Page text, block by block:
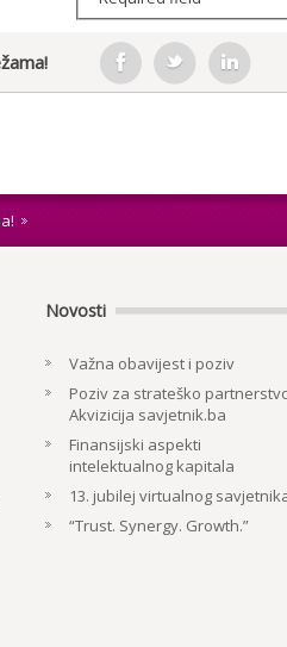
Novosti
Važna obavijest i poziv
Poziv za strateško
Akvizicija savjetnik.ba
Finansijski aspekti
intelektualnog kapitala
13. jubilej virtualnog
“Trust. Synergy. Growth.”